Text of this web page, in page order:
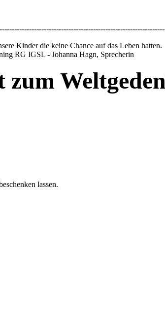
Kinder die keine Chance auf das Leben hatten.
RG IGSL - Johanna Hagn, Sprecherin
zum
lassen.